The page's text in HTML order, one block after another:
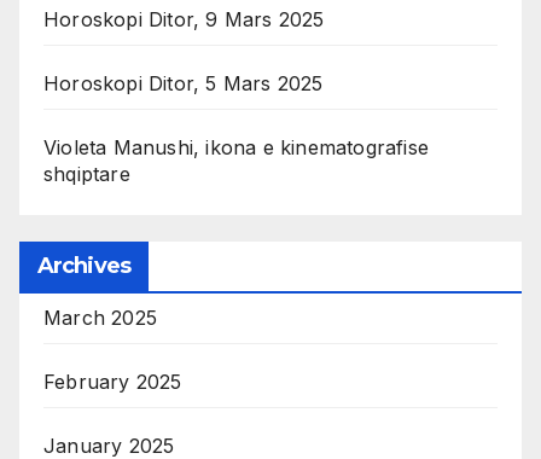
Horoskopi Ditor, 9 Mars 2025
Horoskopi Ditor, 5 Mars 2025
Violeta Manushi, ikona e kinematografise
shqiptare
Archives
March 2025
February 2025
January 2025